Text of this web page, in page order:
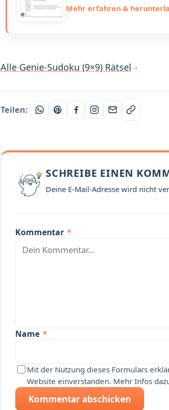
Mehr erfahren &
Alle Genie-Sudoku (9×9) Rätsel
Teilen:
SCHREIBE EINEN
Deine E-Mail-Adresse wird nicht
Kommentar *
Name *
Mit der Nutzung dieses Formulars
Website einverstanden. Mehr Infos
Kommentar abschicken